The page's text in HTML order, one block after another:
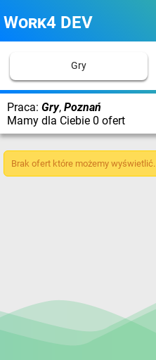
Work4 DEV
Gry
Praca: Gry, Poznań
Mamy dla Ciebie 0 ofert
Brak ofert które możemy wyświetlić.